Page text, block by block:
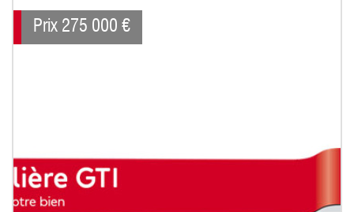
Prix 275 000 €